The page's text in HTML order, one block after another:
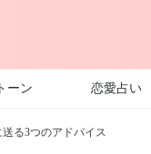
ーン 恋愛占い
る3つのアドバイス